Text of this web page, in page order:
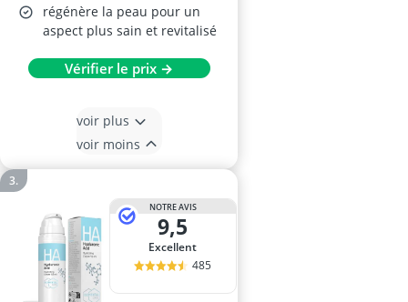
régénère la peau pour un
aspect plus sain et revitalisé
Vérifier le prix →
voir plus
voir moins
NOTRE AVIS
9,5
Excellent
485